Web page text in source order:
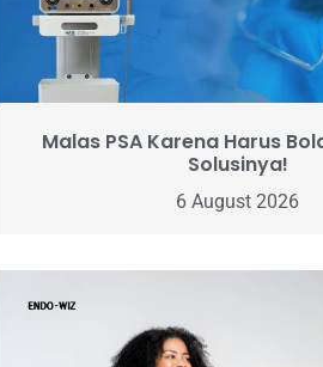
Malas PSA Karena Harus
Solusinya!
6 August 2026